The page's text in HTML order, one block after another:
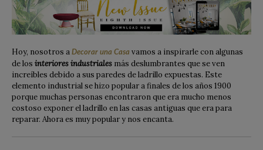
Hoy, nosotros a Decorar una Casa vamos a inspirarle con algunas
de los interiores industriales más deslumbrantes que se ven
increíbles debido a sus paredes de ladrillo expuestas. Este
elemento industrial se hizo popular a finales de los años 1900
porque muchas personas encontraron que era mucho menos
costoso exponer el ladrillo en las casas antiguas que era para
reparar. Ahora es muy popular y nos encanta.